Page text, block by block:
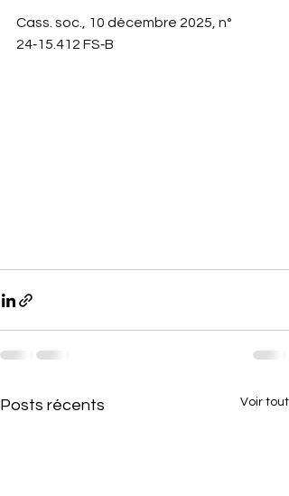
Cass. soc., 10 décembre 2025, n°
24‑15.412 FS‑B
Posts récents Voir tout